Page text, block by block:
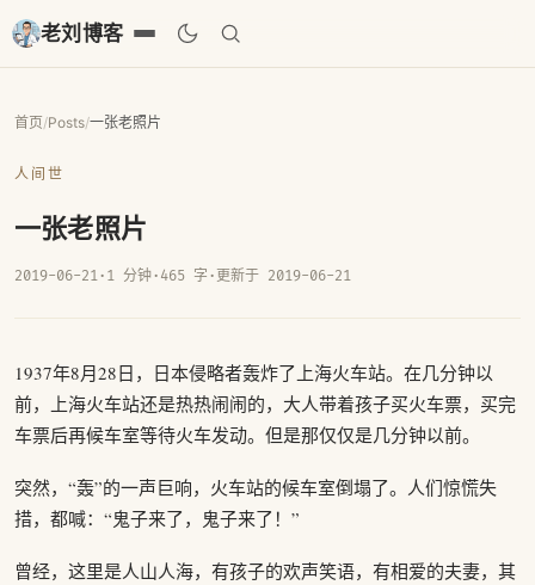
老刘博客
首页/Posts/一张老照片
人间世
一张老照片
2019-06-21· 1 分钟· 465 字 · 更新于 2019-06-21
1937年8月28日，日本侵略者轰炸了上海火车站。在几分钟以
前，上海火车站还是热热闹闹的，大人带着孩子买火车票，买完
车票后再候车室等待火车发动。但是那仅仅是几分钟以前。
突然，“轰”的一声巨响，火车站的候车室倒塌了。人们惊慌失
措，都喊：“鬼子来了，鬼子来了！”
曾经，这里是人山人海，有孩子的欢声笑语，有相爱的夫妻，其